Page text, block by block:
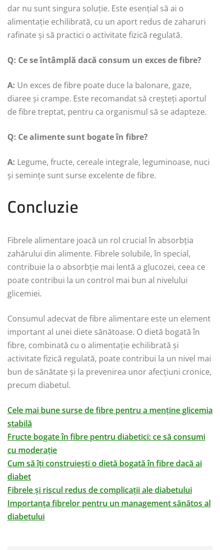
dar nu sunt singura soluție. Este esențial să ai o
alimentație echilibrată, cu un aport redus de zaharuri
rafinate și să practici o activitate fizică regulată.
Q: Ce se întâmplă dacă consum un exces de fibre?
A: Un exces de fibre poate duce la balonare, gaze,
diaree și crampe. Este recomandat să creșteți aportul
de fibre treptat, pentru ca organismul să se adapteze.
Q: Ce alimente sunt bogate în fibre?
A: Legume, fructe, cereale integrale, leguminoase, nuci
și semințe sunt surse excelente de fibre.
Concluzie
Fibrele alimentare joacă un rol crucial în absorbția
zahărului din alimente. Fibrele solubile, în special,
contribuie la o absorbție mai lentă a glucozei, ceea ce
poate contribui la un control mai bun al nivelului
glicemiei.
Consumul adecvat de fibre alimentare este un element
important al unei diete sănătoase. O dietă bogată în
fibre, combinată cu o alimentație echilibrată și
activitate fizică regulată, poate contribui la un nivel mai
bun de sănătate și la prevenirea unor afecțiuni cronice,
precum diabetul.
Cele mai bune surse de fibre pentru a menține glicemia
stabilă
Fructe bogate în fibre pentru diabetici: ce să consumi
cu moderație
Cum să îți construiești o dietă bogată în fibre dacă ai
diabet
Fibrele și riscul redus de complicații ale diabetului
Importanța fibrelor pentru un management sănătos al
diabetului